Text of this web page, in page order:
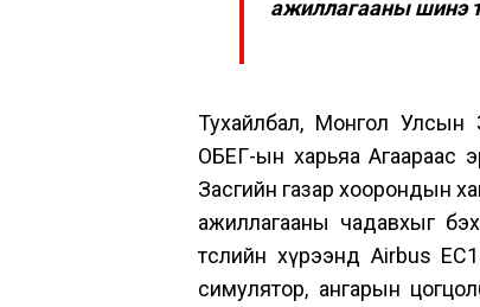
ажиллагааны шинэ
Тухайлбал, Монгол Улсын
ОБЕГ-ын харьяа Агаараас
Засгийн газар хоорондын
ажиллагааны чадавхыг
төслийн хүрээнд Airbus
симулятор, ангарын